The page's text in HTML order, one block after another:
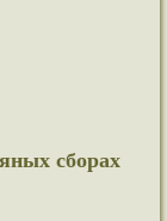
сборах